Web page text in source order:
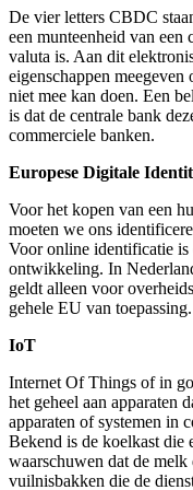
De vier letters CBDC
een munteenheid van een
valuta is. Aan dit
eigenschappen
niet mee kan doen. Een
is dat de centrale bank
commerciele banken.
Europese Digitale
Voor het kopen van een
moeten we ons
Voor online identificatie
ontwikkeling. In
geldt alleen voor
gehele EU van toepassing.
IoT
Internet Of Things of in
het geheel aan apparaten
apparaten of systemen in
Bekend is de koelkast die
waarschuwen dat de
vuilnisbakken die de